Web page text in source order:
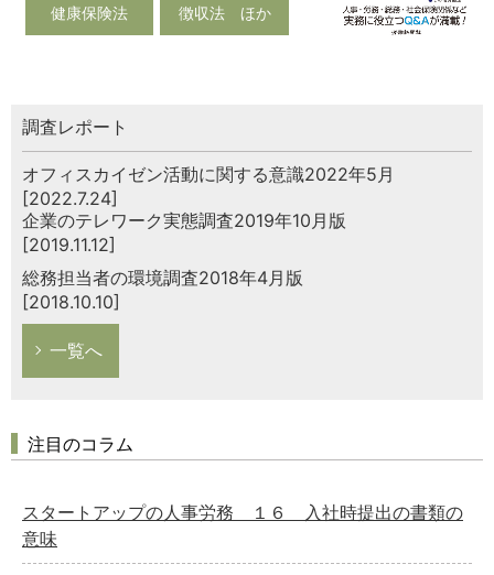
健康保険法 徴収法 ほか
調査レポート
オフィスカイゼン活動に関する意識2022年5月
[2022.7.24]
企業のテレワーク実態調査2019年10月版
[2019.11.12]
総務担当者の環境調査2018年4月版
[2018.10.10]
一覧へ
注目のコラム
スタートアップの人事労務 １６ 入社時提出の書類の
意味